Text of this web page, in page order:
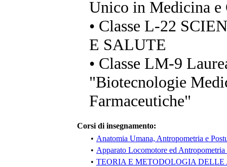
Unico in Medicina e
• Classe L-22
E SALUTE
• Classe LM-9
"Biotecnologie
Farmaceutiche"
Corsi di insegnamento:
• Anatomia Umana, Antropometria e
• Apparato Locomotore ed
• TEORIA E METODOLOGIA